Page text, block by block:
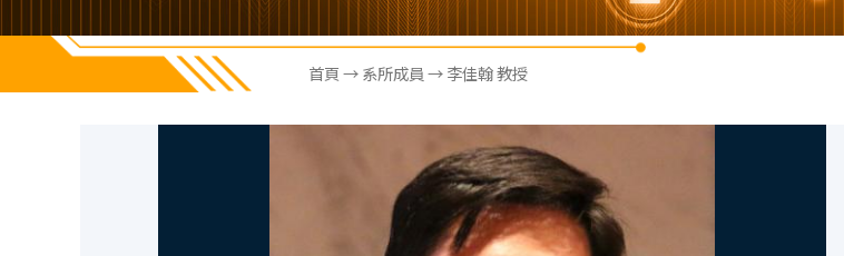
首頁→系所成員→ 李佳翰 教授